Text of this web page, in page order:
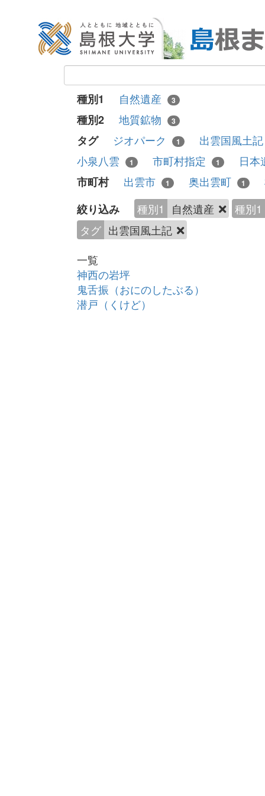
種別1 自然遺産 3
種別2 地質鉱物 3
タグ ジオパーク 1
出雲国風土
小泉八雲
1 市町村指定 1
日
市町村
出雲市 1 奥出雲町 1
絞り込み
種別1 自然遺産
種別1
タグ 出雲国風土記
一覧
神西の岩坪
鬼舌振（おにのしたぶる）
潜戸（くけど）